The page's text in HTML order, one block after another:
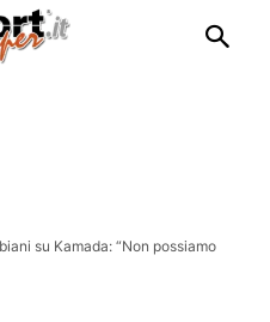
su Kamada: “Non possiamo